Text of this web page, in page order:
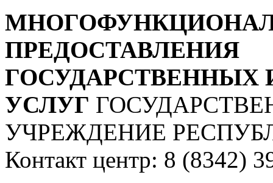
ПРЕДОСТАВЛЕНИЯ
УСЛУГ
УЧРЕЖДЕНИЕ
Контакт центр: 8 (8342)